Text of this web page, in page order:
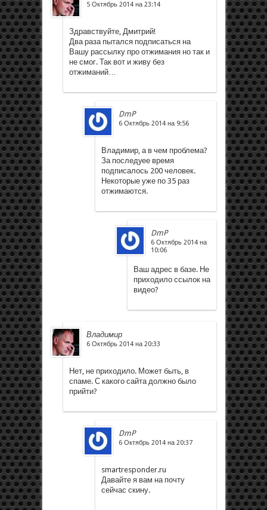
5 Октябрь 2014 на 23:14
Здравствуйте, Дмитрий!
Два раза пытался подписаться на
Вашу рассылку про отжимания но так и
не смог. Так вот и живу без
отжиманий…
DmP
6 Октябрь 2014 на 9:56
Владимир, а в чем проблема?
За последyее время
подписалось 200 человек.
Некоторые уже по 35 раз
отжимаются.
DmP
6 Октябрь 2014 на
10:06
Ваш адрес в базе. Не
приходило ссылок на
видео?
Владимир
6 Октябрь 2014 на 20:33
Нет, не приходило. Может быть, в
спаме. С какого сайта должно было
прийти?
DmP
6 Октябрь 2014 на 20:37
smartresponder.ru
Давайте я вам на почту
сейчас скину.